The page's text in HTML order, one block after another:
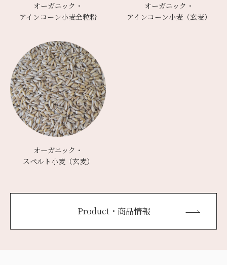
オーガニック・
アインコーン小麦全粒粉
オーガニック・
アインコーン小麦（玄麦）
オーガニック・
スペルト小麦（玄麦）
Product・商品情報